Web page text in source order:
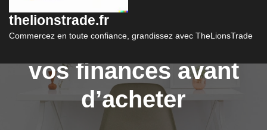
thelionstrade.fr
Commercez en toute confiance, grandissez avec TheLionsTrade
simulation d’emprunt
immobilier : Anticipez
vos finances avant
d’acheter